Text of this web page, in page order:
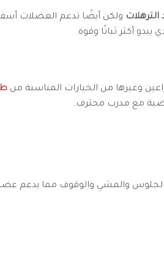
ولكن أيضًا تدعم العضلات
أكثر ثباتًا وقوة.
وغيرها من الخيارات المناسبة من
مع مدرب محترف.
والمشي والوقوف مما يدعم